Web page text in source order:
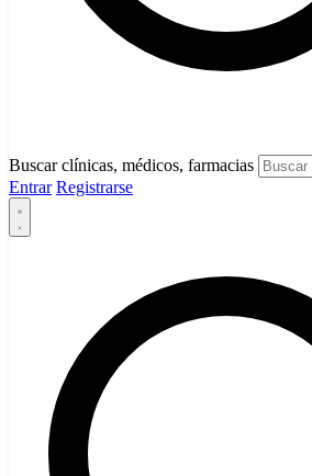
Buscar clínicas, médicos, farmacias
Entrar Registrarse